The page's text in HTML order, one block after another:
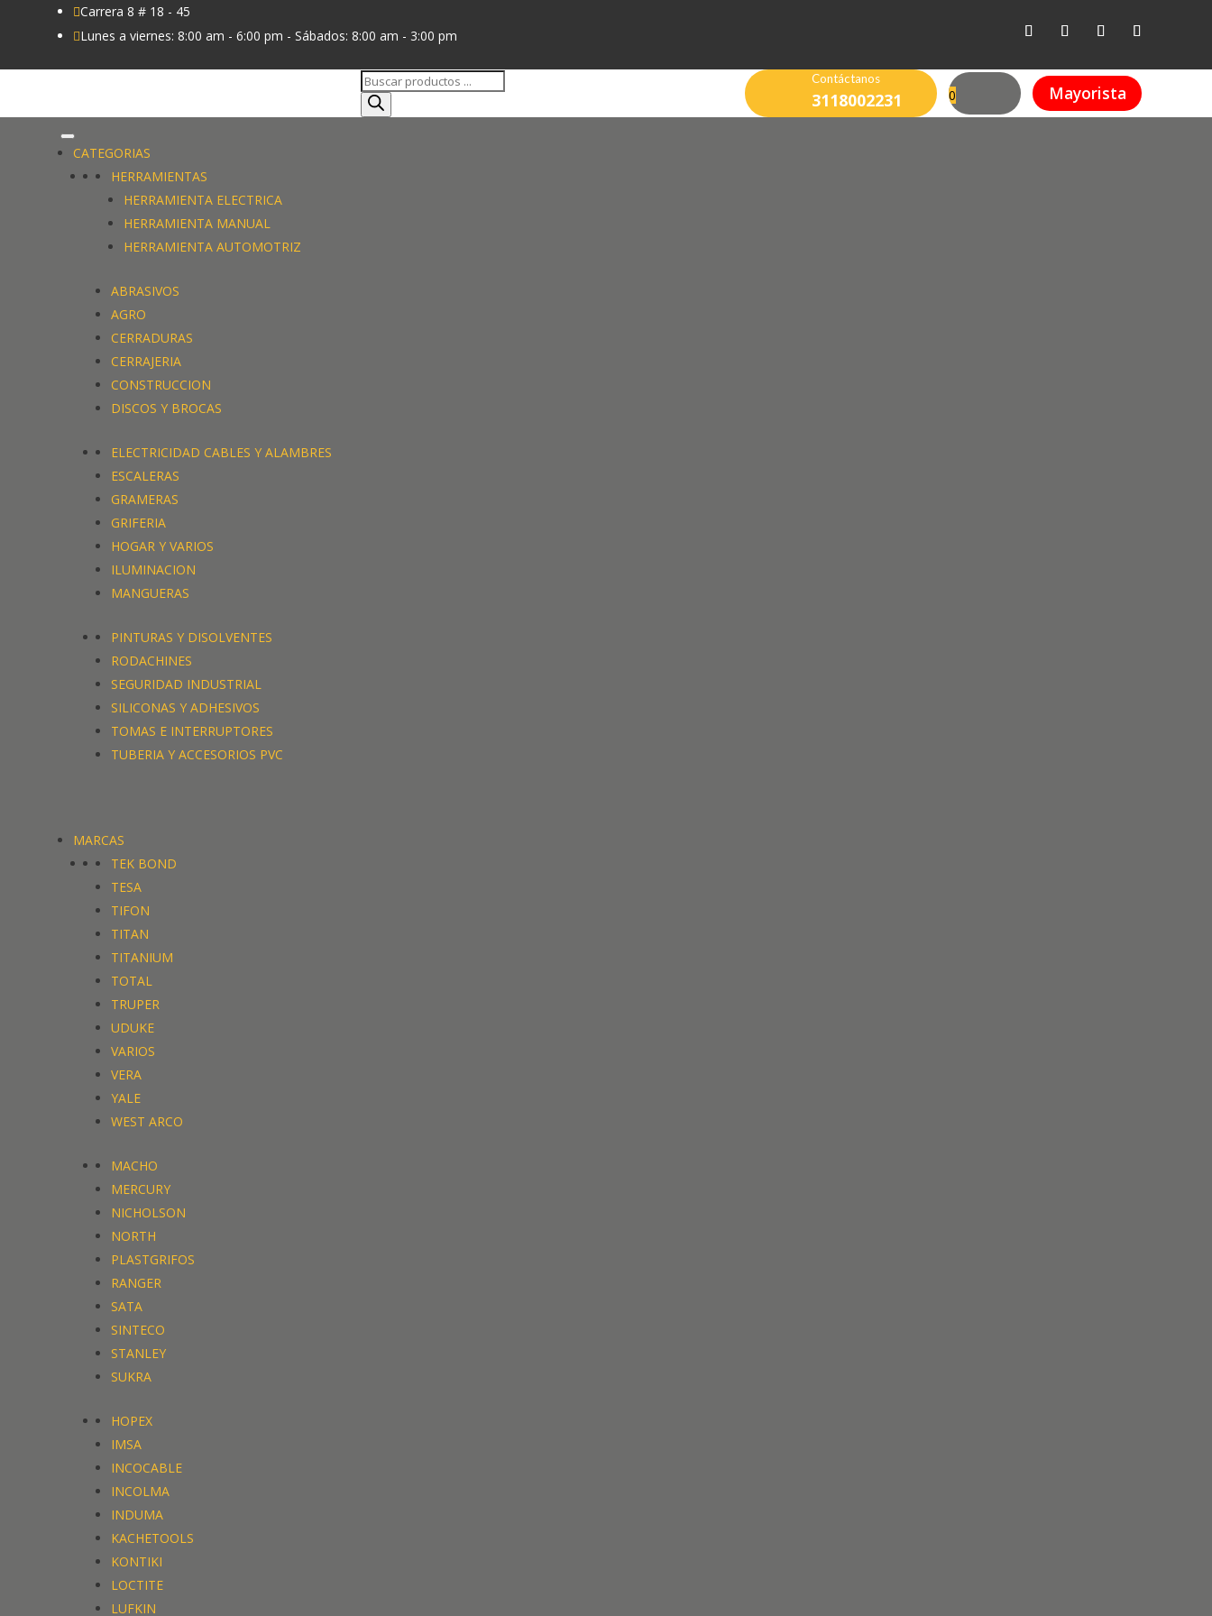
Carrera 8 # 18 - 45
Lunes a viernes: 8:00 am - 6:00 pm - Sábados: 8:00 am - 3:00 pm
Búsqueda
de
productos
Contáctanos
3118002231 0 Mayorista
CATEGORIAS
HERRAMIENTAS
HERRAMIENTA ELECTRICA
HERRAMIENTA MANUAL
HERRAMIENTA AUTOMOTRIZ
ABRASIVOS
AGRO
CERRADURAS
CERRAJERIA
CONSTRUCCION
DISCOS Y BROCAS
ELECTRICIDAD CABLES Y ALAMBRES
ESCALERAS
GRAMERAS
GRIFERIA
HOGAR Y VARIOS
ILUMINACION
MANGUERAS
PINTURAS Y DISOLVENTES
RODACHINES
SEGURIDAD INDUSTRIAL
SILICONAS Y ADHESIVOS
TOMAS E INTERRUPTORES
TUBERIA Y ACCESORIOS PVC
MARCAS
TEK BOND
TESA
TIFON
TITAN
TITANIUM
TOTAL
TRUPER
UDUKE
VARIOS
VERA
YALE
WEST ARCO
MACHO
MERCURY
NICHOLSON
NORTH
PLASTGRIFOS
RANGER
SATA
SINTECO
STANLEY
SUKRA
HOPEX
IMSA
INCOCABLE
INCOLMA
INDUMA
KACHETOOLS
KONTIKI
LOCTITE
LUFKIN